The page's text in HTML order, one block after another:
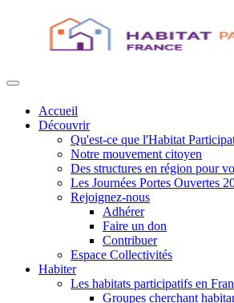
Accueil
Découvrir
Qu'est-ce que l'Habitat
Notre mouvement citoyen
Des structures en région pour
Les Journées Portes Ouvertes
Rejoignez-nous
Adhérer
Faire un don
Contribuer
Espace Collectivités
Habiter
Les habitats participatifs en
Groupes cherchant